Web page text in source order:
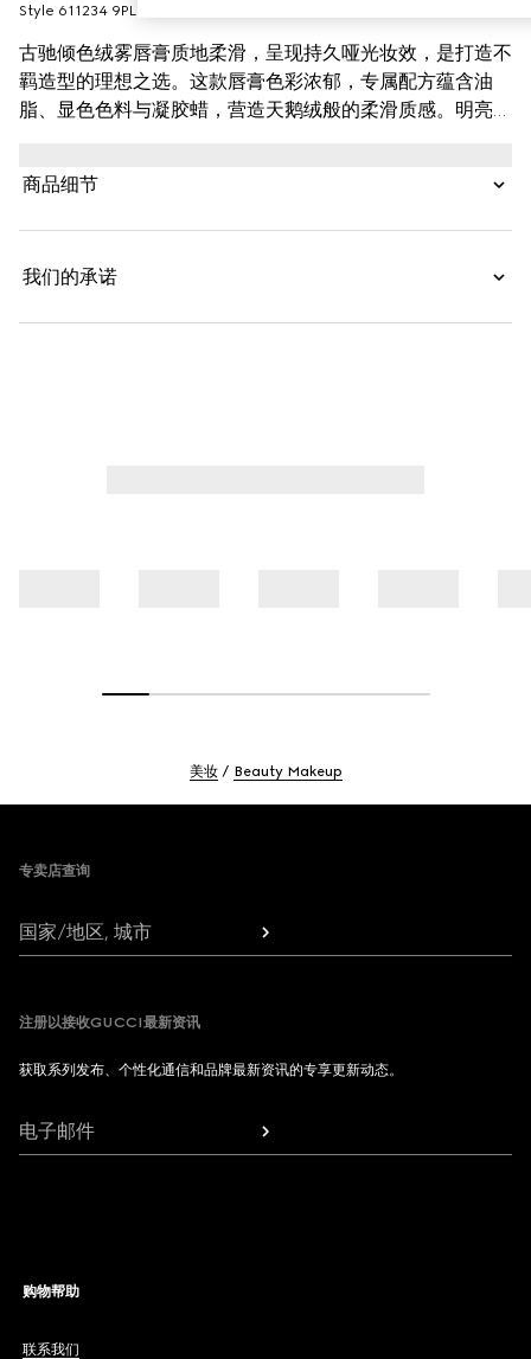
Style ‎611234 9PL12 9122
古驰倾色绒雾唇膏质地柔滑，呈现持久哑光妆效，是打造不
羁造型的理想之选。这款唇膏色彩浓郁，专属配方蕴含油
脂、显色色料与凝胶蜡，营造天鹅绒般的柔滑质感。明亮浓
计，刻有装饰性线条图案。
商品细节
我们的承诺
美妆 Beauty Makeup
专卖店查询
国家/地区, 城市
注册以接收GUCCI最新资讯
获取系列发布、个性化通信和品牌最新资讯的专享更新动态。
电子邮件
购物帮助
联系我们